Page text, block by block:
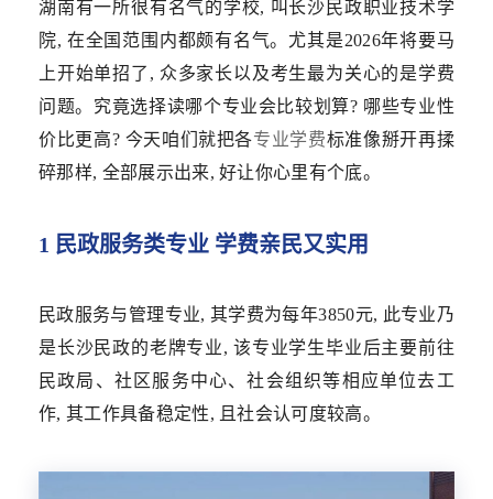
湖南有一所很有名气的学校, 叫长沙民政职业技术学
院, 在全国范围内都颇有名气。尤其是2026年将要马
上开始单招了, 众多家长以及考生最为关心的是学费
问题。究竟选择读哪个专业会比较划算? 哪些专业性
价比更高? 今天咱们就把各专业学费标准像掰开再揉
碎那样, 全部展示出来, 好让你心里有个底。
1 民政服务类专业 学费亲民又实用
民政服务与管理专业, 其学费为每年3850元, 此专业乃
是长沙民政的老牌专业, 该专业学生毕业后主要前往
民政局、社区服务中心、社会组织等相应单位去工
作, 其工作具备稳定性, 且社会认可度较高。